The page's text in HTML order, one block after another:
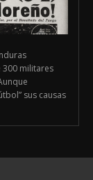
militares
sus causas